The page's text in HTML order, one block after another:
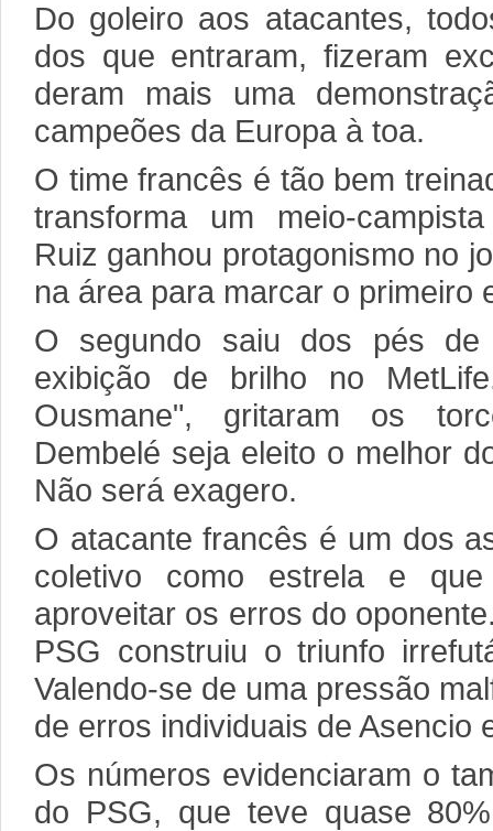
Do goleiro aos atacantes,
dos que entraram, fizeram
deram mais uma
campeões da Europa à toa.
O time francês é tão bem
transforma um meio-
Ruiz ganhou protagonismo no
na área para marcar o primeiro
O segundo saiu dos pés
exibição de brilho no
Ousmane", gritaram os
Dembelé seja eleito o melhor
Não será exagero.
O atacante francês é um dos
coletivo como estrela e
aproveitar os erros do
PSG construiu o triunfo
Valendo-se de uma pressão
de erros individuais de Asencio
Os números evidenciaram o
do PSG, que teve quase